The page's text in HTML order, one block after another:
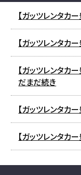
【ガッツレンタカ
【ガッツレンタカ
【ガッツレンタカ
だまだ続き
【ガッツレンタカ
【ガッツレンタカ